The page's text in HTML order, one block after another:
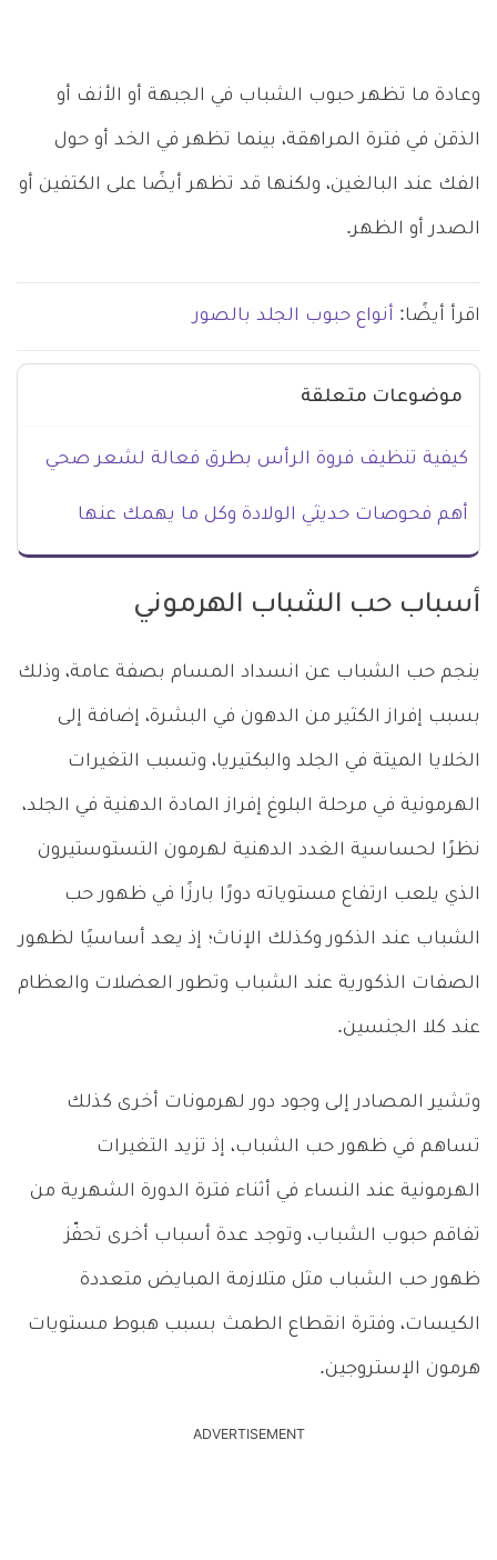
وعادة ما تظهر حبوب الشباب في الجبهة أو الأنف أو
الذقن في فترة المراهقة، بينما تظهر في الخد أو حول
الفك عند البالغين، ولكنها قد تظهر أيضًا على الكتفين أو
الصدر أو الظهر.
اقرأ أيضًا: أنواع حبوب الجلد بالصور
موضوعات متعلقة
كيفية تنظيف فروة الرأس بطرق فعالة لشعر صحي
أهم فحوصات حديثي الولادة وكل ما يهمك عنها
أسباب حب الشباب الهرموني
ينجم حب الشباب عن انسداد المسام بصفة عامة، وذلك
بسبب إفراز الكثير من الدهون في البشرة، إضافة إلى
الخلايا الميتة في الجلد والبكتيريا، وتسبب التغيرات
الهرمونية في مرحلة البلوغ إفراز المادة الدهنية في الجلد،
نظرًا لحساسية الغدد الدهنية لهرمون التستوستيرون
الذي يلعب ارتفاع مستوياته دورًا بارزًا في ظهور حب
الشباب عند الذكور وكذلك الإناث؛ إذ يعد أساسيًا لظهور
الصفات الذكورية عند الشباب وتطور العضلات والعظام
عند كلا الجنسين.
وتشير المصادر إلى وجود دور لهرمونات أخرى كذلك
تساهم في ظهور حب الشباب، إذ تزيد التغيرات
الهرمونية عند النساء في أثناء فترة الدورة الشهرية من
تفاقم حبوب الشباب، وتوجد عدة أسباب أخرى تحفّز
ظهور حب الشباب مثل متلازمة المبايض متعددة
الكيسات، وفترة انقطاع الطمث بسبب هبوط مستويات
هرمون الإستروجين.
ADVERTISEMENT